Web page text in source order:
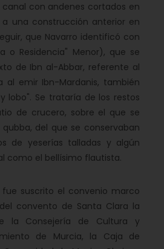
con andenes cortados en
a una construcción anterior en
que Navarro identificó con
o Residencia" Menor), que se
de Ibn al-Abbar, referente al
al emir Ibn-Mardanis, también
lobo". Se trataría de los restos
de crucero, sobre el que se
del que se conservaban
de yeserías talladas y algún
como el bellísimo flautista.
fue suscrito el convenio marco
convento de Santa Clara la
la Consejería de Cultura y
de Murcia, la Caja de